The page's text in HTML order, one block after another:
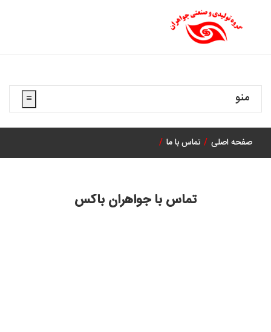
منو
صفحه اصلی تماس با ما
تماس با جواهران باکس